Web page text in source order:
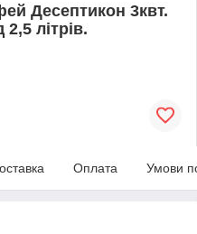
Десептикон 3квт.
літрів.
Оплата Умови